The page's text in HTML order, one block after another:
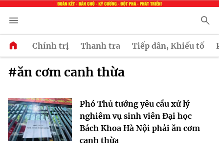
Chính trị Thanh tra Tiếp dân, Khiếu tố
#ăn cơm canh thừa
Phó Thủ tướng yêu cầu xử lý
nghiêm vụ sinh viên Đại học
Bách Khoa Hà Nội phải ăn cơm
canh thừa